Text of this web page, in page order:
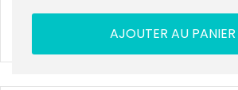
AJOUTER AU PANIER